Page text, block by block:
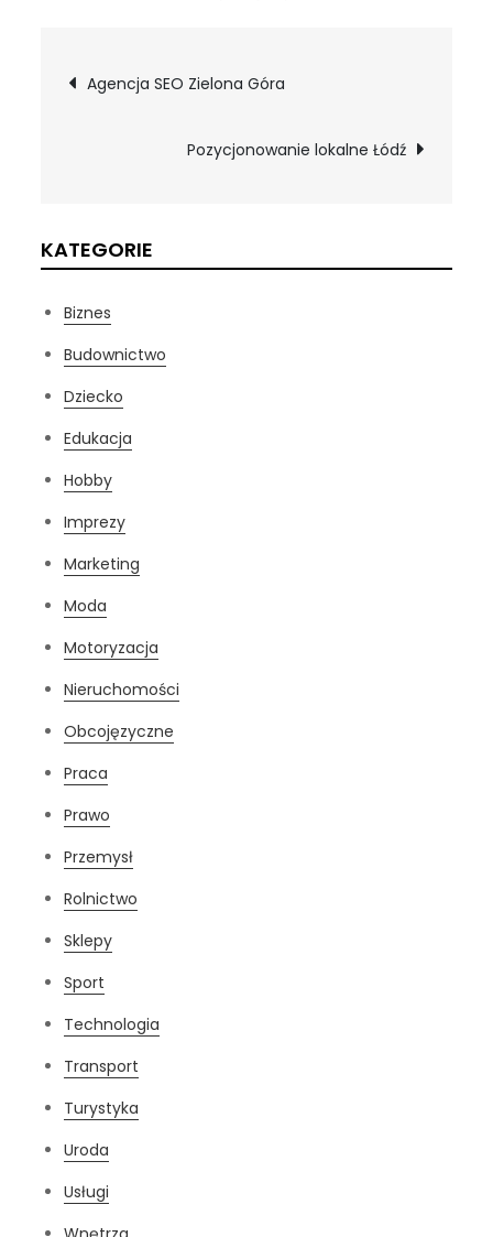
Nawigacja
wpisu
Agencja SEO Zielona Góra
Pozycjonowanie lokalne Łódź
KATEGORIE
Biznes
Budownictwo
Dziecko
Edukacja
Hobby
Imprezy
Marketing
Moda
Motoryzacja
Nieruchomości
Obcojęzyczne
Praca
Prawo
Przemysł
Rolnictwo
Sklepy
Sport
Technologia
Transport
Turystyka
Uroda
Usługi